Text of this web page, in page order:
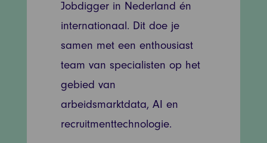
Jobdigger in Nederland én
internationaal. Dit doe je
samen met een enthousiast
team van specialisten op het
gebied van
arbeidsmarktdata, AI en
recruitmenttechnologie.